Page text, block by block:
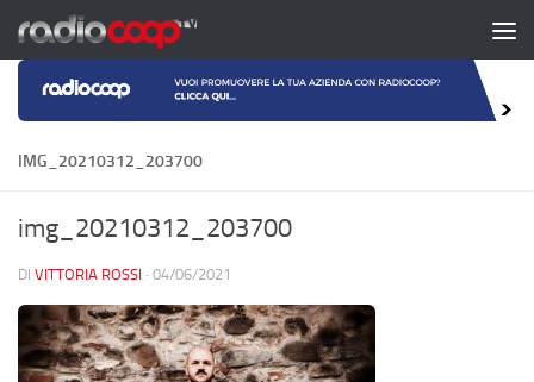
Salta al contenuto
IMG_20210312_203700
img_20210312_203700
DI VITTORIA ROSSI · 04/06/2021